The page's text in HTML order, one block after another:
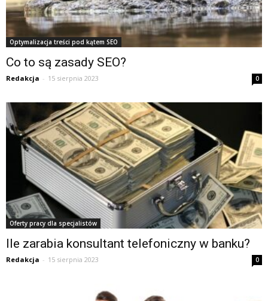
Optymalizacja treści pod kątem SEO
Co to są zasady SEO?
Redakcja - 15 sierpnia 2023 0
Oferty pracy dla specjalistów
Ile zarabia konsultant telefoniczny w banku?
Redakcja - 15 sierpnia 2023 0